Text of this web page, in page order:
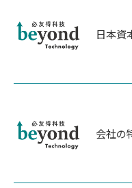
日本資
会社の